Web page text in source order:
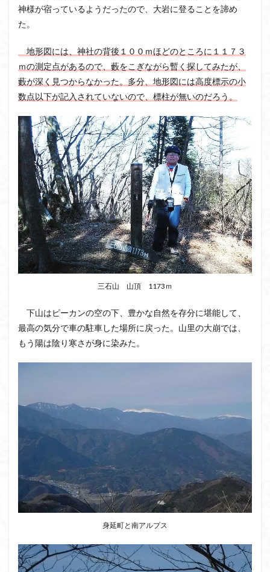
神様が宿っているようだったので、大岩に登ることを諦め
た。
地形図には、神社の背後１００ｍほどのところに１１７３
ｍの測定点があるので、藪をこぎながら暫く探してみたが、
藪が深く見つからなかった。多分、地形図には高度標示の小
数点以下が記入されていないので、標柱が無いのだろう。
三石山 山頂 1173ｍ
下山はピーカンの空の下、豊かな自然を存分に堪能して、
最高の気分で車の駐車した場所に戻った。山里の大崩では、
もう陽は陰り寒さが身に染みた。
身延町と南アルプス
伊香保温泉
伊豆大島 黒ブナ